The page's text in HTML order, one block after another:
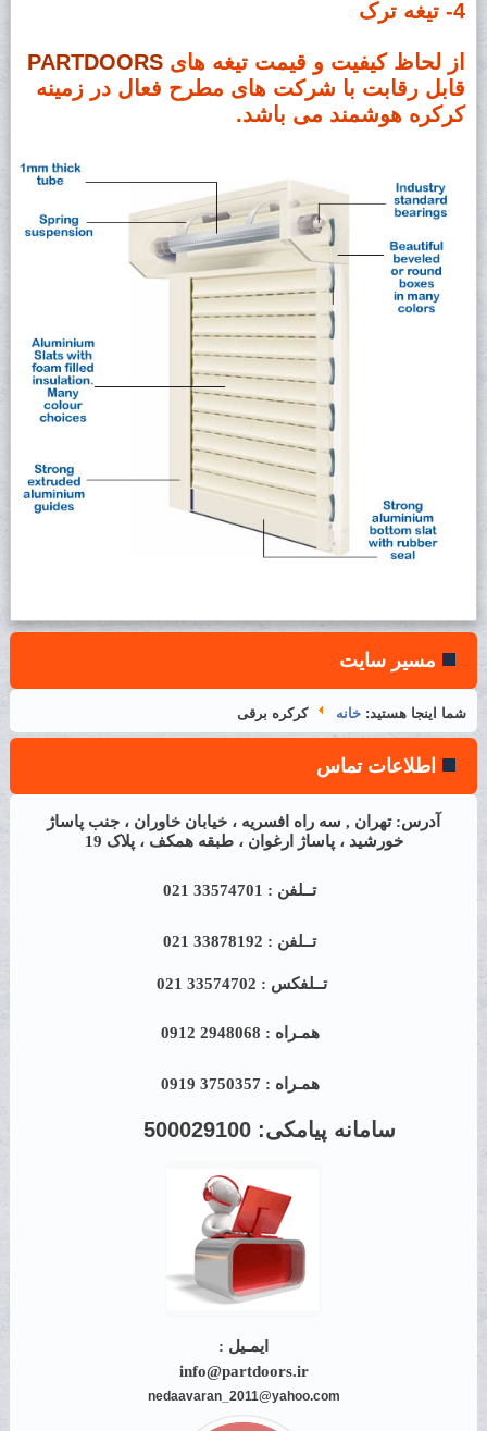
4- تیغه ترک
از لحاظ کیفیت و قیمت تیغه هایPARTDOORS
قابل رقابت با شرکت های مطرح فعال در زمینه
کرکره هوشمند می باشد.
مسیر سایت
شما اینجا هستید:خانه کرکره برقی
اطلاعات تماس
آدرس: تهران , سه راه افسریه ، خیابان خاوران ، جنب پاساژ
خورشید ، پاساژ ارغوان ، طبقه همکف ، پلاک 19
تــلفن : 33574701 021
تــلفن : 33878192 021
تــلفکس : 33574702 021
همـراه : 2948068 0912
همـراه : 3750357 0919
سامانه پیامکی: 500029100
ایمـیل :
info@partdoors.ir
nedaavaran_2011@yahoo.com